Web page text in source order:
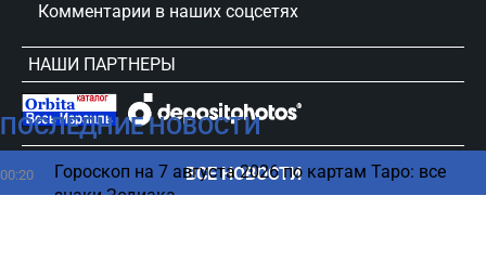
ПОСЛЕДНИЕ НОВОСТИ
00:20
Гороскоп на 7 августа 2026 по картам Таро: все
знаки Зодиака
ВСЕ НОВОСТИ
Комментарии в наших соцсетях
НАШИ ПАРТНЕРЫ
сursorinfo.co.il © Все права защищены